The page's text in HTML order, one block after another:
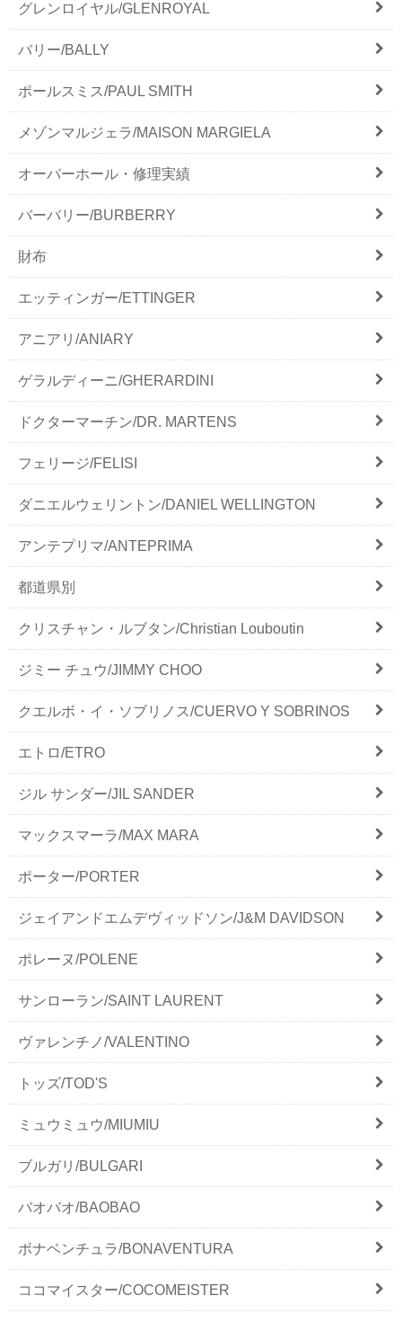
グレンロイヤル/GLENROYAL
バリー/BALLY
ポールスミス/PAUL SMITH
メゾンマルジェラ/MAISON MARGIELA
オーバーホール・修理実績
バーバリー/BURBERRY
財布
エッティンガー/ETTINGER
アニアリ/ANIARY
ゲラルディーニ/GHERARDINI
ドクターマーチン/DR. MARTENS
フェリージ/FELISI
ダニエルウェリントン/DANIEL WELLINGTON
アンテプリマ/ANTEPRIMA
都道県別
クリスチャン・ルブタン/Christian Louboutin
ジミー チュウ/JIMMY CHOO
クエルボ・イ・ソブリノス/CUERVO Y SOBRINOS
エトロ/ETRO
ジル サンダー/JIL SANDER
マックスマーラ/MAX MARA
ポーター/PORTER
ジェイアンドエムデヴィッドソン/J&M DAVIDSON
ポレーヌ/POLENE
サンローラン/SAINT LAURENT
ヴァレンチノ/VALENTINO
トッズ/TOD'S
ミュウミュウ/MIUMIU
ブルガリ/BULGARI
バオバオ/BAOBAO
ボナベンチュラ/BONAVENTURA
ココマイスター/COCOMEISTER